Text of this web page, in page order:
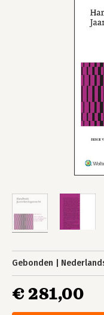
Gebonden
€ 281,00